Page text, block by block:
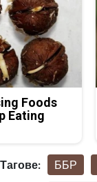
Foods
Eating
Тагове: ББР